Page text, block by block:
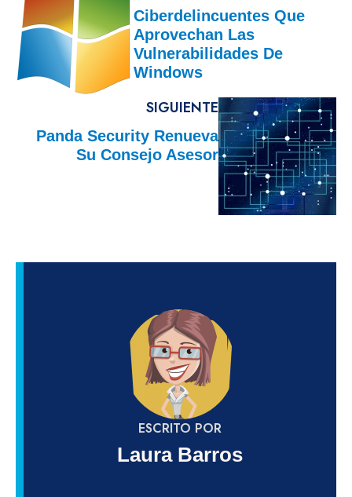
Ciberdelincuentes Que
Aprovechan Las
Vulnerabilidades De
Windows
SIGUIENTE
Panda Security Renueva
Su Consejo Asesor
ESCRITO POR
Laura Barros